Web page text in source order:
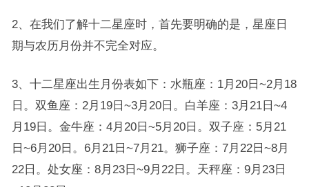
2、在我们了解十二星座时，首先要明确的是，星座日
期与农历月份并不完全对应。
3、十二星座出生月份表如下：水瓶座：1月20日~2月18
日。双鱼座：2月19日~3月20日。白羊座：3月21日~4
月19日。金牛座：4月20日~5月20日。双子座：5月21
日~6月20日。6月21日~7月21。狮子座：7月22日~8月
22日。处女座：8月23日~9月22日。天秤座：9月23日